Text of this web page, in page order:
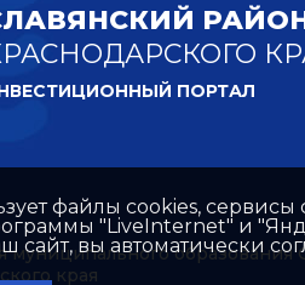
ПОРТАЛ
образования
края
файлы cookies,
"LiveInternet" и
сайт, вы автоматически